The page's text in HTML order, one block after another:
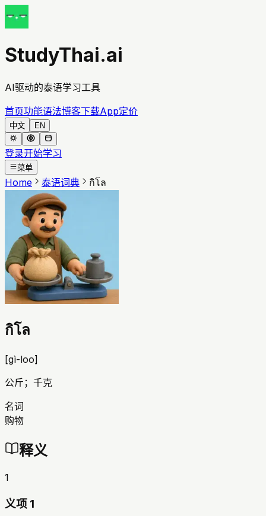
StudyThai.ai
AI驱动的泰语学习工具
首页功能语法博客下载App定价
中文 EN
登录开始学习
菜单
Home 泰语词典 กิโล
กิโล
[gì-loo]
公斤；千克
名词
购物
释义
1
义项 1